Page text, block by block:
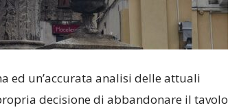
ed un’accurata analisi delle attuali
decisione di abbandonare il tavolo